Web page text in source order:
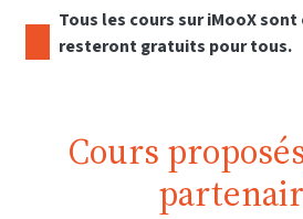
Tous les cours sur iMooX sont
resteront gratuits pour tous.
Cours